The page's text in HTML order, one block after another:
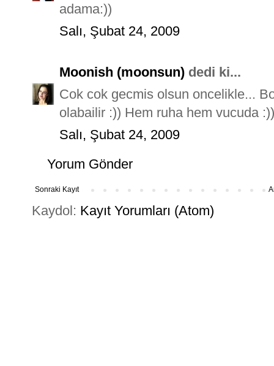
adama:))
Salı, Şubat 24, 2009
Moonish (moonsun) dedi ki...
Cok cok gecmis olsun oncelikle...
olabailir :)) Hem ruha hem vucuda
Salı, Şubat 24, 2009
Yorum Gönder
Sonraki Kayıt
Kaydol: Kayıt Yorumları (Atom)